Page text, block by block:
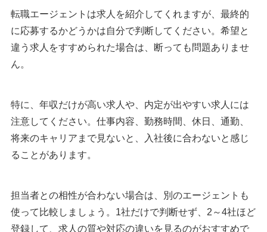
転職エージェントは求人を紹介してくれますが、最終的
に応募するかどうかは自分で判断してください。希望と
違う求人をすすめられた場合は、断っても問題ありませ
ん。
特に、年収だけが高い求人や、内定が出やすい求人には
注意してください。仕事内容、勤務時間、休日、通勤、
将来のキャリアまで見ないと、入社後に合わないと感じ
ることがあります。
担当者との相性が合わない場合は、別のエージェントも
使って比較しましょう。1社だけで判断せず、2～4社ほど
登録して、求人の質や対応の違いを見るのがおすすめで